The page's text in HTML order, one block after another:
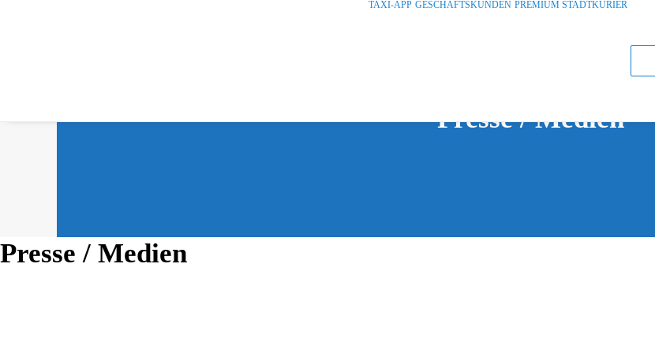
TAXI-APP GESCHÄFTSKUNDEN PREMIUM STADTKURIER
Presse / Medien
Presse / Medien